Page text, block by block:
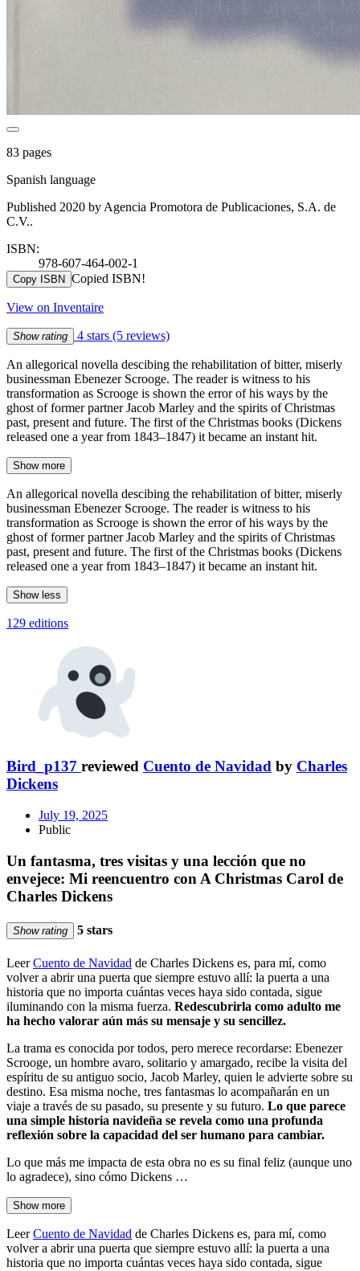
83 pages
Spanish language
Published 2020 by Agencia Promotora de Publicaciones, S.A. de
C.V..
ISBN:
978-607-464-002-1
Copy ISBN Copied ISBN!
View on Inventaire
Show rating 4 stars (5 reviews)
An allegorical novella descibing the rehabilitation of bitter, miserly
businessman Ebenezer Scrooge. The reader is witness to his
transformation as Scrooge is shown the error of his ways by the
ghost of former partner Jacob Marley and the spirits of Christmas
past, present and future. The first of the Christmas books (Dickens
released one a year from 1843–1847) it became an instant hit.
Show more
An allegorical novella descibing the rehabilitation of bitter, miserly
businessman Ebenezer Scrooge. The reader is witness to his
transformation as Scrooge is shown the error of his ways by the
ghost of former partner Jacob Marley and the spirits of Christmas
past, present and future. The first of the Christmas books (Dickens
released one a year from 1843–1847) it became an instant hit.
Show less
129 editions
Bird_p137 reviewed Cuento de Navidad by Charles
Dickens
July 19, 2025
Public
Un fantasma, tres visitas y una lección que no
envejece: Mi reencuentro con A Christmas Carol de
Charles Dickens
Show rating 5 stars
LeerCuento de Navidad de Charles Dickens es, para mí, como
volver a abrir una puerta que siempre estuvo allí: la puerta a una
historia que no importa cuántas veces haya sido contada, sigue
iluminando con la misma fuerza. Redescubrirla como adulto me
ha hecho valorar aún más su mensaje y su sencillez.
La trama es conocida por todos, pero merece recordarse: Ebenezer
Scrooge, un hombre avaro, solitario y amargado, recibe la visita del
espíritu de su antiguo socio, Jacob Marley, quien le advierte sobre su
destino. Esa misma noche, tres fantasmas lo acompañarán en un
viaje a través de su pasado, su presente y su futuro. Lo que parece
una simple historia navideña se revela como una profunda
reflexión sobre la capacidad del ser humano para cambiar.
Lo que más me impacta de esta obra no es su final feliz (aunque uno
lo agradece), sino cómo Dickens …
Show more
LeerCuento de Navidad de Charles Dickens es, para mí, como
volver a abrir una puerta que siempre estuvo allí: la puerta a una
historia que no importa cuántas veces haya sido contada, sigue